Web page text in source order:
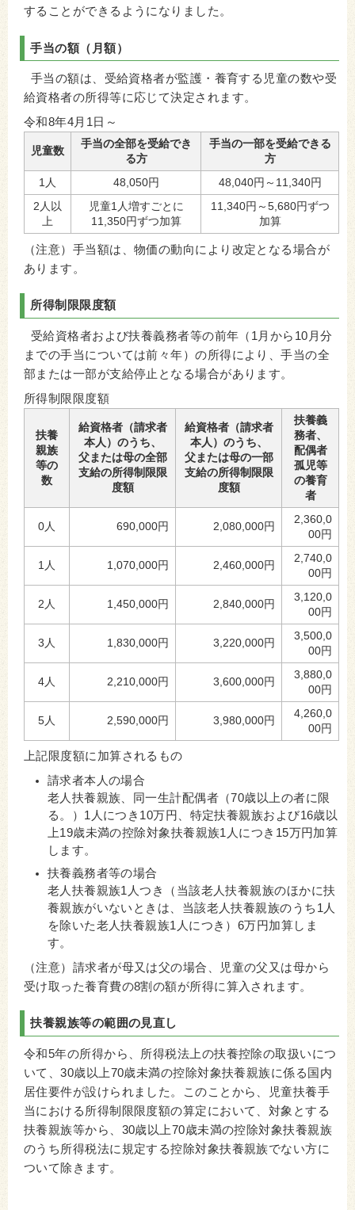
することができるようになりました。
手当の額（月額）
手当の額は、受給資格者が監護・養育する児童の数や受
給資格者の所得等に応じて決定されます。
令和8年4月1日～
児童数
手当の全部を受給でき
る方
手当の一部を受給できる
方
1人
48,050円
48,040円～11,340円
2人以
上
児童1人増すごとに
11,350円ずつ加算
11,340円～5,680円ずつ
加算
（注意）手当額は、物価の動向により改定となる場合が
あります。
所得制限限度額
受給資格者および扶養義務者等の前年（1月から10月分
までの手当については前々年）の所得により、手当の全
部または一部が支給停止となる場合があります。
所得制限限度額
扶養
親族
等の
数
給資格者（請求者
本人）のうち、
父または母の全部
支給の所得制限限
度額
給資格者（請求者
本人）のうち、
父または母の一部
支給の所得制限限
度額
扶養義
務者、
配偶者
孤児等
の養育
者
0人 690,000円 2,080,000円
2,360,0
00円
1人 1,070,000円 2,460,000円
2,740,0
00円
2人 1,450,000円 2,840,000円
3,120,0
00円
3人 1,830,000円 3,220,000円
3,500,0
00円
4人 2,210,000円 3,600,000円
3,880,0
00円
5人 2,590,000円 3,980,000円
4,260,0
00円
上記限度額に加算されるもの
請求者本人の場合
老人扶養親族、同一生計配偶者（70歳以上の者に限
る。）1人につき10万円、特定扶養親族および16歳以
上19歳未満の控除対象扶養親族1人につき15万円加算
します。
扶養義務者等の場合
老人扶養親族1人つき（当該老人扶養親族のほかに扶
養親族がいないときは、当該老人扶養親族のうち1人
を除いた老人扶養親族1人につき）6万円加算しま
す。
（注意）請求者が母又は父の場合、児童の父又は母から
受け取った養育費の8割の額が所得に算入されます。
扶養親族等の範囲の見直し
令和5年の所得から、所得税法上の扶養控除の取扱いにつ
いて、30歳以上70歳未満の控除対象扶養親族に係る国内
居住要件が設けられました。このことから、児童扶養手
当における所得制限限度額の算定において、対象とする
扶養親族等から、30歳以上70歳未満の控除対象扶養親族
のうち所得税法に規定する控除対象扶養親族でない方に
ついて除きます。